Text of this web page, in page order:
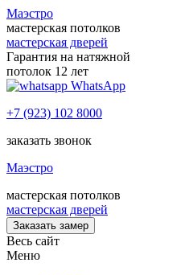
Маэстро
мастерская потолков
мастерская дверей
Гарантия на натяжной
потолок 12 лет
WhatsApp
+7 (923) 102 8000
заказать звонок
Маэстро
мастерская потолков
мастерская дверей
Заказать замер
Весь сайт
Меню